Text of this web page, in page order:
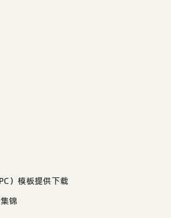
）模板提供下载
锦